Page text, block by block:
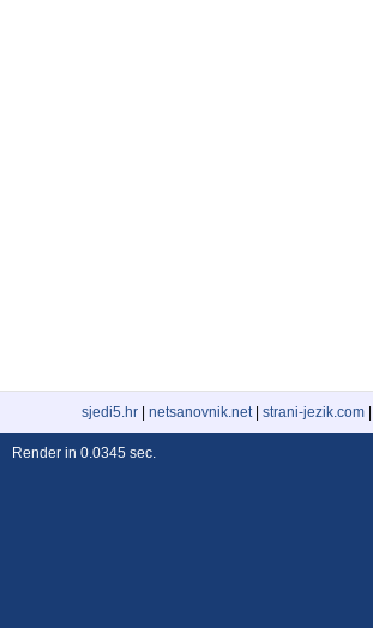
sjedi5.hr netsanovnik.net| strani-jezik.com
Render in 0.0345 sec.